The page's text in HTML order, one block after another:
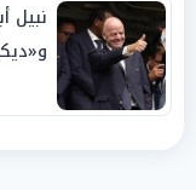
نبيل